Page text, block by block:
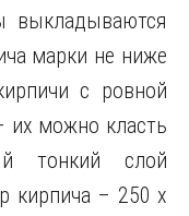
марки не ниже
с ровной
их можно класть
тонкий слой
кирпича – 250 х